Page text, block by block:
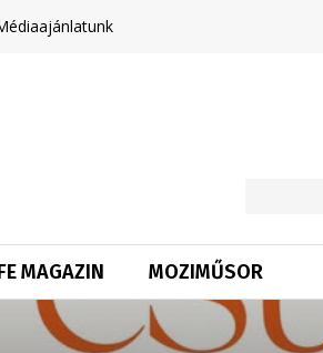
MAGAZIN MOZIMŰSOR